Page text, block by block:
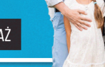
cookies strona, z której
Funkcjonalne i
Tego typu pliki
zapamiętanie
personalizację
treści.
Dzięki tym plikom